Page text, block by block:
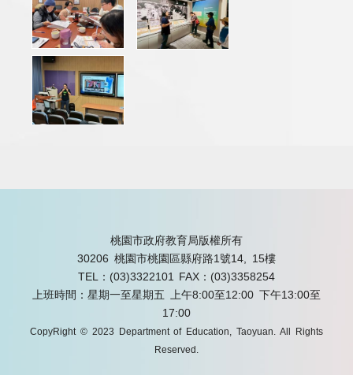
桃園市政府教育局版權所有
30206 桃園市桃園區縣府路1號14, 15樓
TEL：(03)3322101
FAX：(03)3358254
上班時間：星期一至星期五 上午8:00至12:00 下午13:00至
17:00
CopyRight © 2023 Department of Education, Taoyuan. All Rights
Reserved.